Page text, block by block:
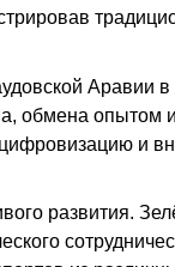
Аравии
обмена опытом
и
развития.